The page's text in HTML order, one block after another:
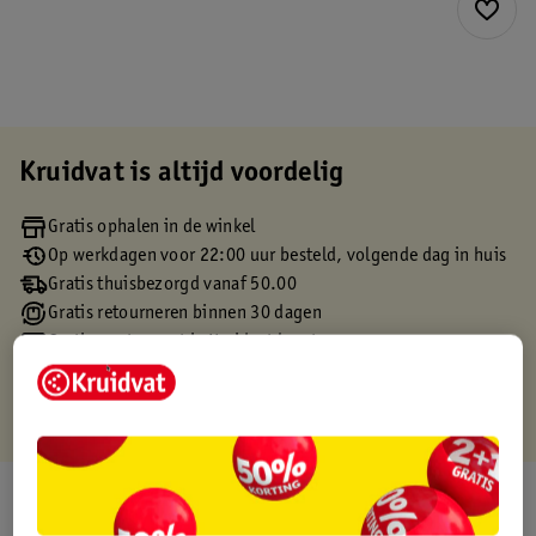
Kruidvat is altijd voordelig
Gratis ophalen in de winkel
Op werkdagen voor 22:00 uur besteld, volgende dag in huis
Gratis thuisbezorgd vanaf 50.00
Gratis retourneren binnen 30 dagen
Over dit product